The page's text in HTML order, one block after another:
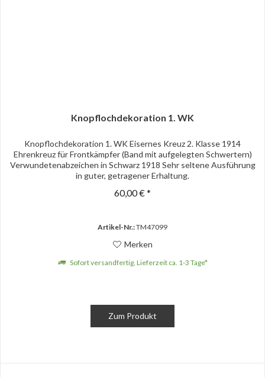
Knopflochdekoration 1. WK
Knopflochdekoration 1. WK Eisernes Kreuz 2. Klasse 1914
Ehrenkreuz für Frontkämpfer (Band mit aufgelegten Schwertern)
Verwundetenabzeichen in Schwarz 1918 Sehr seltene Ausführung
in guter, getragener Erhaltung.
60,00 € *
Artikel-Nr.:TM47099
Merken
Sofort versandfertig, Lieferzeit ca. 1-3 Tage*
Zum Produkt